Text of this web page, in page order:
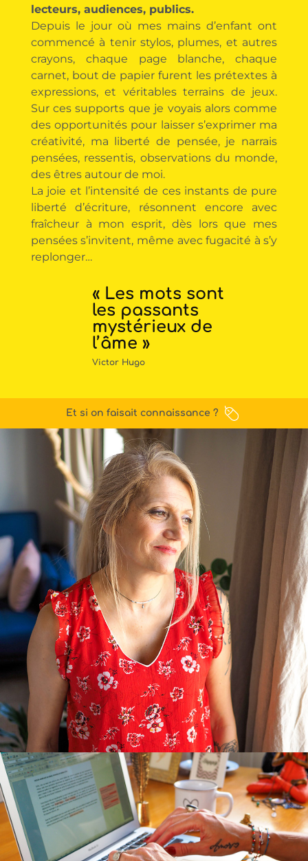
lecteurs, audiences, publics.
Depuis le jour où mes mains d’enfant ont
commencé à tenir stylos, plumes, et autres
crayons, chaque page blanche, chaque
carnet, bout de papier furent les prétextes à
expressions, et véritables terrains de jeux.
Sur ces supports que je voyais alors comme
des opportunités pour laisser s’exprimer ma
créativité, ma liberté de pensée, je narrais
pensées, ressentis, observations du monde,
des êtres autour de moi.
La joie et l’intensité de ces instants de pure
liberté d’écriture, résonnent encore avec
fraîcheur à mon esprit, dès lors que mes
pensées s’invitent, même avec fugacité à s’y
replonger…
« Les mots sont
les passants
mystérieux de
l’âme »
Victor Hugo
Et si on faisait connaissance ?